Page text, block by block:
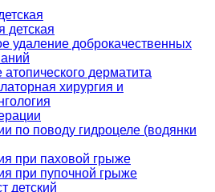
детская
удаление доброкачественных
атопического дерматита
хирургия и
по поводу гидроцеле (водянки
при паховой грыже
при пупочной грыже
детский